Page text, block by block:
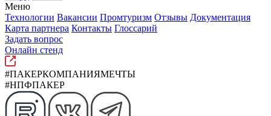
Меню
Технологии Вакансии Промтуризм Отзывы Документация
Карта партнера Контакты Глоссарий
Задать вопрос
Онлайн стенд
#ПАКЕРКОМПАНИЯМЕЧТЫ
#НПФПАКЕР